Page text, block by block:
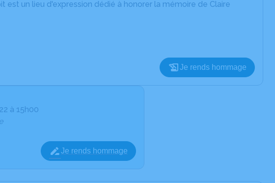
un lieu d'expression dédié à honorer la mémoire de Claire
Je rends hommage
à 15h00
Je rends hommage